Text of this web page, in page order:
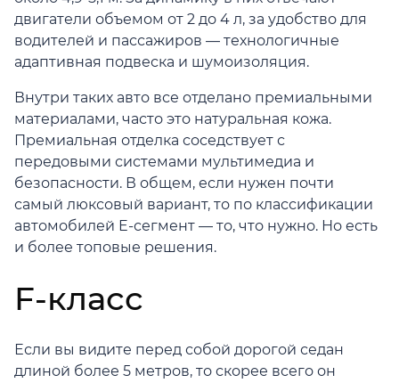
двигатели объемом от 2 до 4 л, за удобство для
водителей и пассажиров — технологичные
адаптивная подвеска и шумоизоляция.
Внутри таких авто все отделано премиальными
материалами, часто это натуральная кожа.
Премиальная отделка соседствует с
передовыми системами мультимедиа и
безопасности. В общем, если нужен почти
самый люксовый вариант, то по классификации
автомобилей E-сегмент — то, что нужно. Но есть
и более топовые решения.
F-класс
Если вы видите перед собой дорогой седан
длиной более 5 метров, то скорее всего он